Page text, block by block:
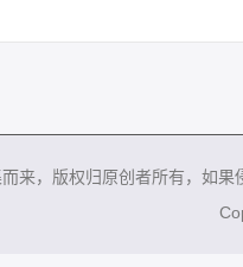
来，版权归原创者所有，如